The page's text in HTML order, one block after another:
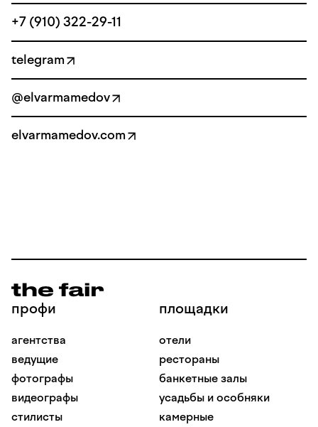
+7 (910) 322-29-11
telegram
@elvarmamedov
elvarmamedov.com
профи
агентства
ведущие
фотографы
видеографы
стилисты
площадки
отели
рестораны
банкетные залы
усадьбы и особняки
камерные